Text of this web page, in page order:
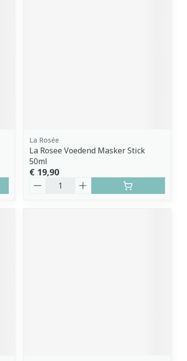
La Rosée
La Rosee Voedend Masker Stick
50ml
€ 19,90